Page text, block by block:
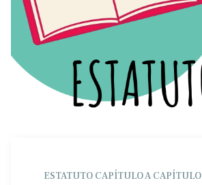
ESTATUTO CAPÍTULO A CAPÍTULO